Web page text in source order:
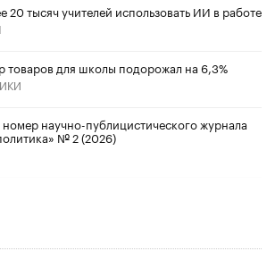
20 тысяч учителей использовать ИИ в работе
для школы подорожал на 6,3%
научно-публицистического журнала
№ 2 (2026)